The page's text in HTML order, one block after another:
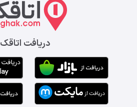
دریافت اتاقک